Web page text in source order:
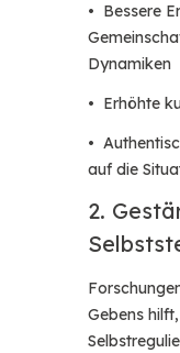
• Bessere
Dynamiken
• Erhöhte
•
auf die
2.
Gebens